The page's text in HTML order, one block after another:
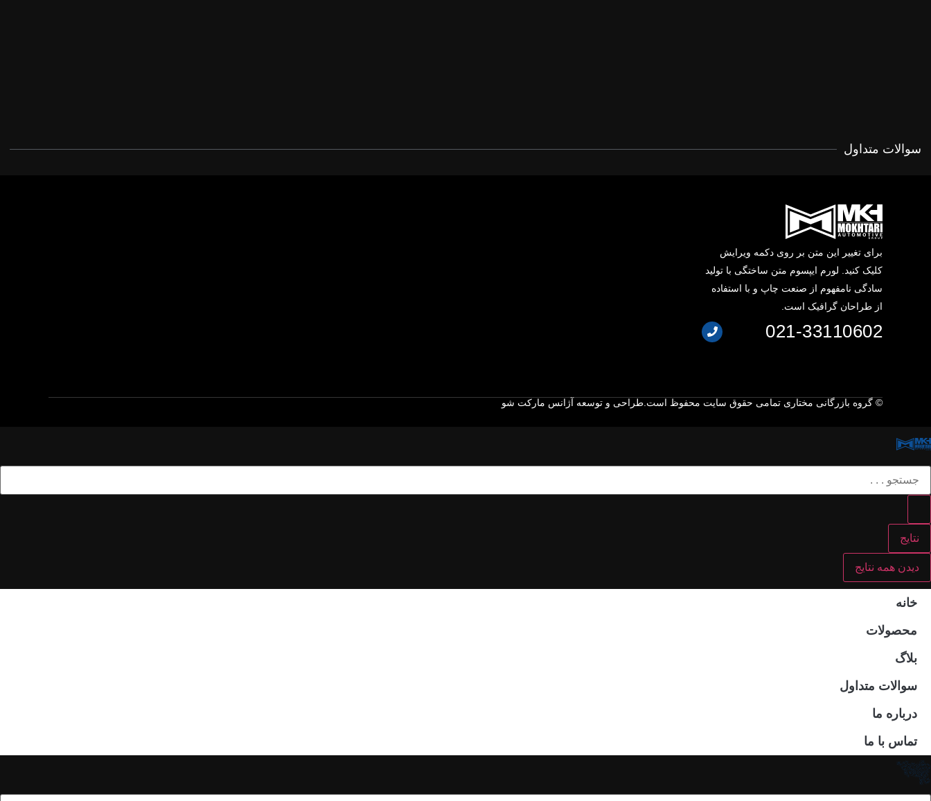
سوالات متداول
برای تغییر این متن بر روی دکمه ویرایش
کلیک کنید. لورم ایپسوم متن ساختگی با تولید
سادگی نامفهوم از صنعت چاپ و با استفاده
از طراحان گرافیک است.
021-33110602
© گروه بازرگانی مختاری تمامی حقوق سایت محفوظ است. طراحی و توسعه آژانس مارکت شو
نتایج
دیدن همه نتایج
خانه
محصولات
بلاگ
سوالات متداول
درباره ما
تماس با ما